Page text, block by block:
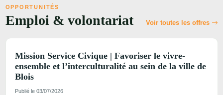
OPPORTUNITÉS
Emploi & volontariat Voir toutes les offres
Mission Service Civique | Favoriser le vivre-
ensemble et l’interculturalité au sein de la ville de
Blois
Publié le 03/07/2026